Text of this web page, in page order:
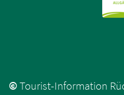
©Tourist-Information